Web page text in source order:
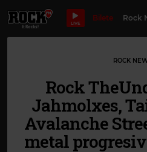
LIVE
Bilete Rock
ROCK
Rock
Jahmolxes,
Avalanche
metal